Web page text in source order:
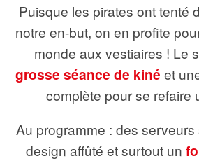
Puisque les pirates ont tenté
notre en-but, on en profite
monde aux vestiaires ! Le
grosse séance de kiné et
complète pour se refaire
Au programme : des
design affûté et surtout un